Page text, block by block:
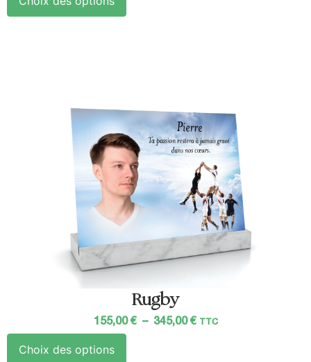
Rugby
155,00 € – 345,00 € TTC
Choix des options